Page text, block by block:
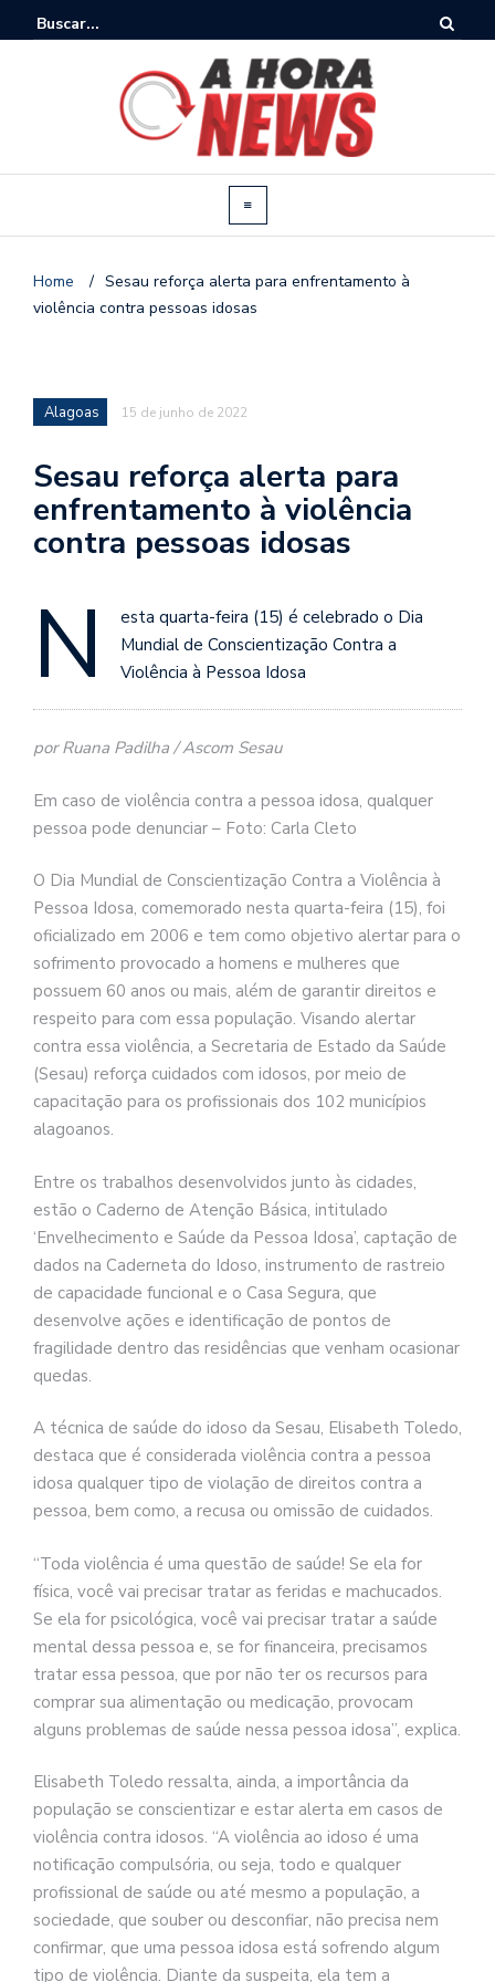
Home / Sesau reforça alerta para enfrentamento à
violência contra pessoas idosas
Alagoas 15 de junho de 2022
Sesau reforça alerta para
enfrentamento à violência
contra pessoas idosas
N
esta quarta-feira (15) é celebrado o Dia
Mundial de Conscientização Contra a
Violência à Pessoa Idosa
por Ruana Padilha / Ascom Sesau
Em caso de violência contra a pessoa idosa, qualquer
pessoa pode denunciar – Foto: Carla Cleto
O Dia Mundial de Conscientização Contra a Violência à
Pessoa Idosa, comemorado nesta quarta-feira (15), foi
oficializado em 2006 e tem como objetivo alertar para o
sofrimento provocado a homens e mulheres que
possuem 60 anos ou mais, além de garantir direitos e
respeito para com essa população. Visando alertar
contra essa violência, a Secretaria de Estado da Saúde
(Sesau) reforça cuidados com idosos, por meio de
capacitação para os profissionais dos 102 municípios
alagoanos.
Entre os trabalhos desenvolvidos junto às cidades,
estão o Caderno de Atenção Básica, intitulado
‘Envelhecimento e Saúde da Pessoa Idosa’, captação de
dados na Caderneta do Idoso, instrumento de rastreio
de capacidade funcional e o Casa Segura, que
desenvolve ações e identificação de pontos de
fragilidade dentro das residências que venham ocasionar
quedas.
A técnica de saúde do idoso da Sesau, Elisabeth Toledo,
destaca que é considerada violência contra a pessoa
idosa qualquer tipo de violação de direitos contra a
pessoa, bem como, a recusa ou omissão de cuidados.
“Toda violência é uma questão de saúde! Se ela for
física, você vai precisar tratar as feridas e machucados.
Se ela for psicológica, você vai precisar tratar a saúde
mental dessa pessoa e, se for financeira, precisamos
tratar essa pessoa, que por não ter os recursos para
comprar sua alimentação ou medicação, provocam
alguns problemas de saúde nessa pessoa idosa”, explica.
Elisabeth Toledo ressalta, ainda, a importância da
população se conscientizar e estar alerta em casos de
violência contra idosos. “A violência ao idoso é uma
notificação compulsória, ou seja, todo e qualquer
profissional de saúde ou até mesmo a população, a
sociedade, que souber ou desconfiar, não precisa nem
confirmar, que uma pessoa idosa está sofrendo algum
tipo de violência. Diante da suspeita, ela tem a